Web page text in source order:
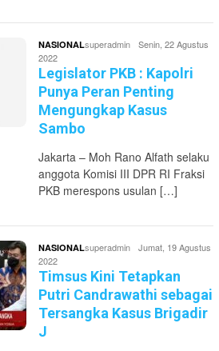
NASIONALsuperadmin
Senin, 22 Agustus
2022
Legislator PKB : Kapolri
Punya Peran Penting
Mengungkap Kasus
Sambo
Jakarta – Moh Rano Alfath selaku
anggota Komisi III DPR RI Fraksi
PKB merespons usulan […]
NASIONALsuperadmin
Jumat, 19 Agustus
2022
Timsus Kini Tetapkan
Putri Candrawathi sebagai
Tersangka Kasus Brigadir
J